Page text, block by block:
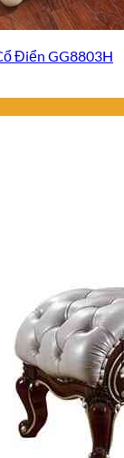
Điển GG8803H